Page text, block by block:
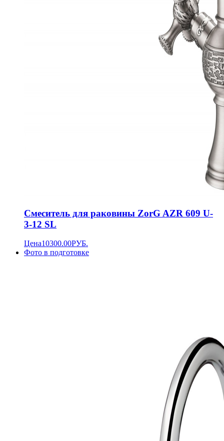
Смеситель для раковины ZorG AZR 609 U-
3-12 SL
Цена10300.00РУБ.
Фото в подготовке